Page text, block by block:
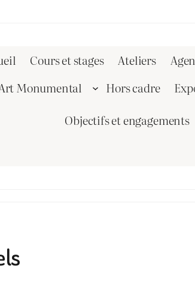
Cours et stages Ateliers
Monumental
Hors cadre
Objectifs et engagements